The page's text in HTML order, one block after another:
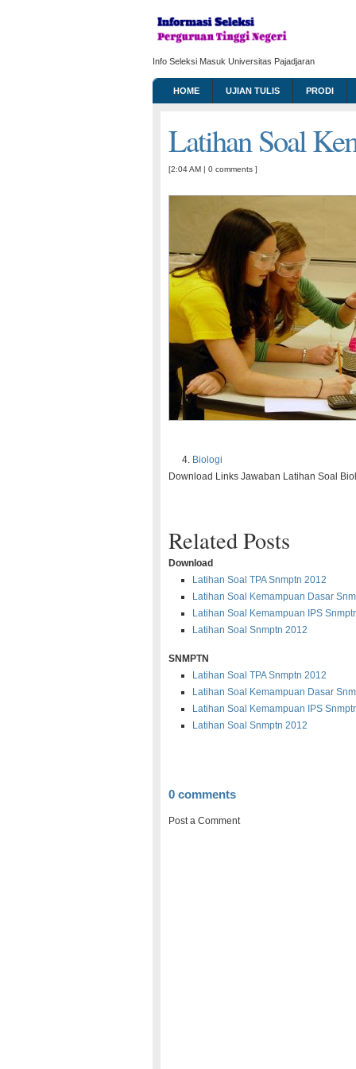
Info Seleksi Masuk Universitas Pajadjaran
HOME UJIAN TULIS PRODI
Latihan Soal
[2:04 AM | 0 comments ]
Biologi
Download Links Jawaban Latihan Soal
Related Posts
Download
Latihan Soal TPA Snmptn 2012
Latihan Soal Kemampuan Dasar
Latihan Soal Kemampuan IPS
Latihan Soal Snmptn 2012
SNMPTN
Latihan Soal TPA Snmptn 2012
Latihan Soal Kemampuan Dasar
Latihan Soal Kemampuan IPS
Latihan Soal Snmptn 2012
0 comments
Post a Comment